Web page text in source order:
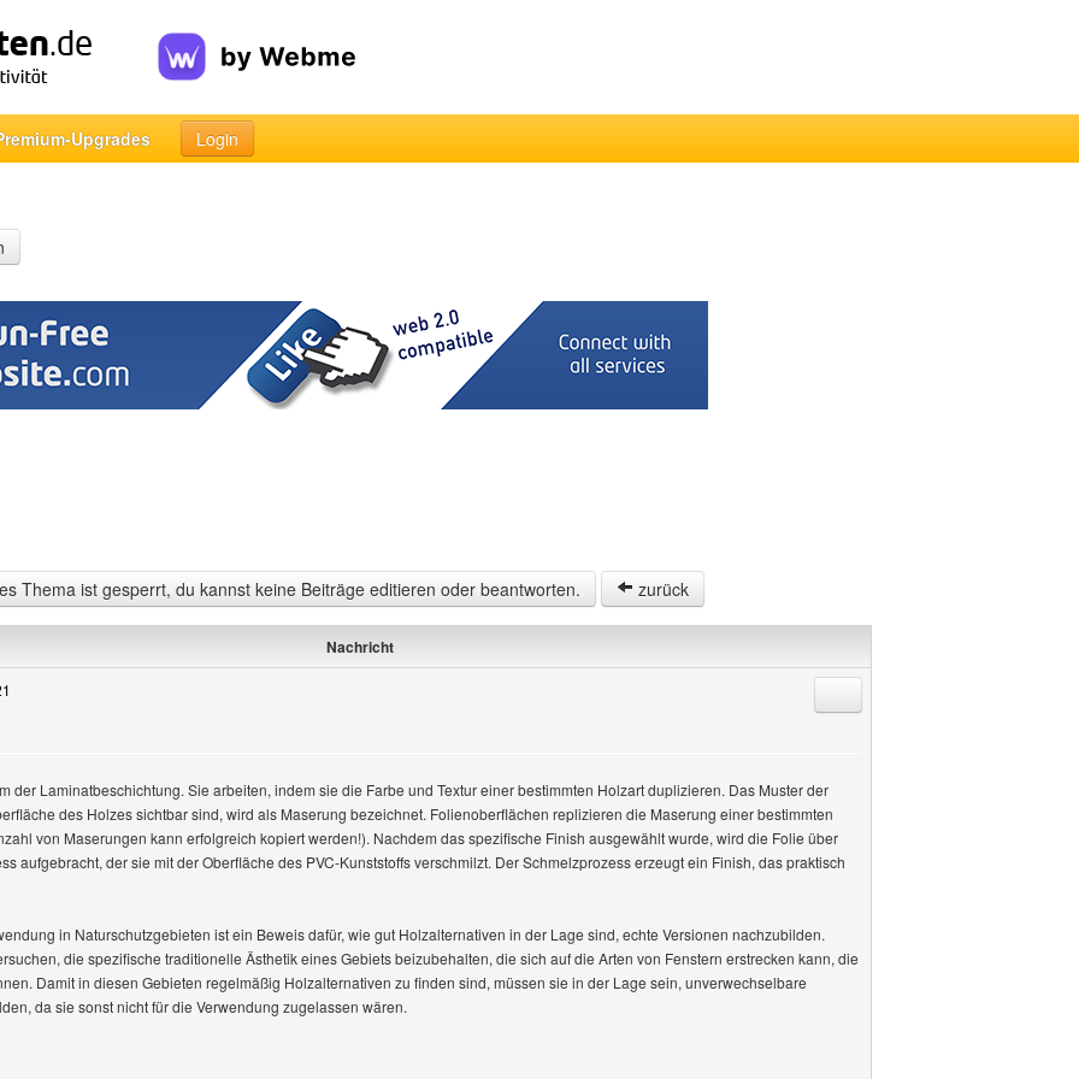
Upgrades Login
Thema ist gesperrt, du kannst keine Beiträge editieren oder beantworten. zurück
Nachricht
der Laminatbeschichtung. Sie arbeiten, indem sie die Farbe und Textur einer bestimmten Holzart duplizieren. Das Muster der
des Holzes sichtbar sind, wird als Maserung bezeichnet. Folienoberflächen replizieren die Maserung einer bestimmten
von Maserungen kann erfolgreich kopiert werden!). Nachdem das spezifische Finish ausgewählt wurde, wird die Folie über
aufgebracht, der sie mit der Oberfläche des PVC-Kunststoffs verschmilzt. Der Schmelzprozess erzeugt ein Finish, das praktisch
in Naturschutzgebieten ist ein Beweis dafür, wie gut Holzalternativen in der Lage sind, echte Versionen nachzubilden.
die spezifische traditionelle Ästhetik eines Gebiets beizubehalten, die sich auf die Arten von Fenstern erstrecken kann, die
Damit in diesen Gebieten regelmäßig Holzalternativen zu finden sind, müssen sie in der Lage sein, unverwechselbare
da sie sonst nicht für die Verwendung zugelassen wären.